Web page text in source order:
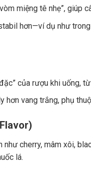
miệng tê nhẹ”, giúp
hơn—ví dụ như
của rượu khi uống,
hơn vang trắng, phụ
cherry, mâm xôi,
lá.